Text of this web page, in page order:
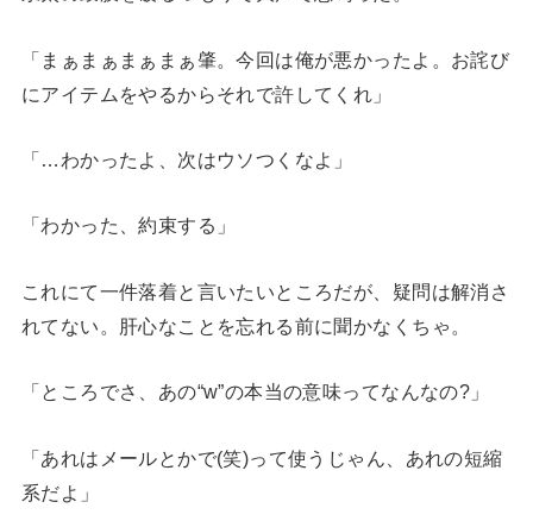
「まぁまぁまぁまぁ肇。今回は俺が悪かったよ。お詫び
にアイテムをやるからそれで許してくれ」
「…わかったよ、次はウソつくなよ」
「わかった、約束する」
これにて一件落着と言いたいところだが、疑問は解消さ
れてない。肝心なことを忘れる前に聞かなくちゃ。
「ところでさ、あの“w”の本当の意味ってなんなの?」
「あれはメールとかで(笑)って使うじゃん、あれの短縮
系だよ」